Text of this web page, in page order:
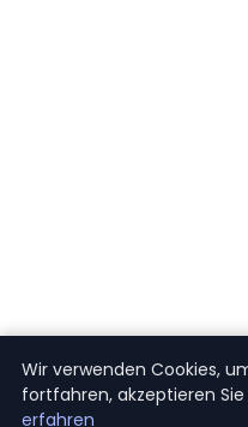
Wir verwenden Cookies,
fortfahren, akzeptieren
erfahren